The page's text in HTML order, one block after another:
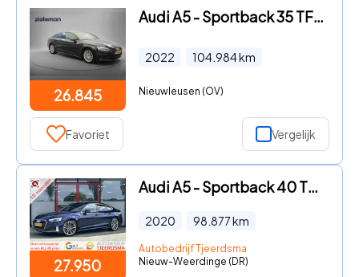
26.845
Audi A5 - Sportback 35 TFSI Pro Line Automaat - Carplay, Cruise, Clima
2022 104.984km
Nieuwleusen (OV)
Favoriet Vergelijk
27.950
Audi A5 - Sportback 40 TFSI S edition | Trekhaak Wegklapbaar | Adaptie
2020 98.877km
Autobedrijf Tjeerdsma
Nieuw-Weerdinge (DR)